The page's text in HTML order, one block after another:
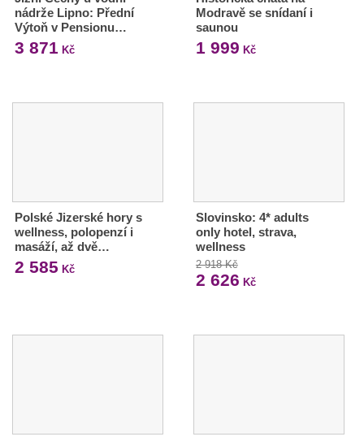
nádrže Lipno: Přední
Výtoň v Pensionu…
3 871 Kč
Modravě se snídaní i
saunou
1 999 Kč
Polské Jizerské hory s
wellness, polopenzí i
masáží, až dvě…
2 585 Kč
Slovinsko: 4* adults
only hotel, strava,
wellness
2 918 Kč
2 626 Kč